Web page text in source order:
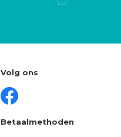
Volg ons
Betaalmethoden